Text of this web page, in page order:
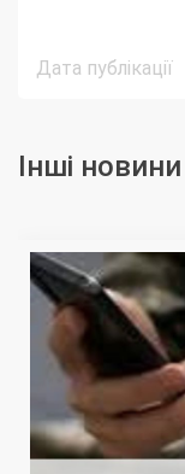
Дата публікації
Інші новини